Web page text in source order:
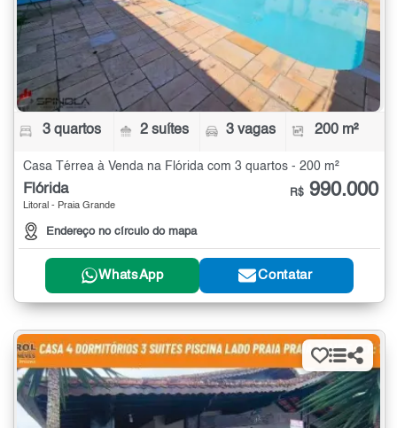
3 quartos 2 suítes 3 vagas 200 m²
Casa Térrea à Venda na Flórida com 3 quartos - 200 m²
Flórida
Litoral - Praia Grande
Endereço no círculo do mapa
R$ 990.000
WhatsApp Contatar